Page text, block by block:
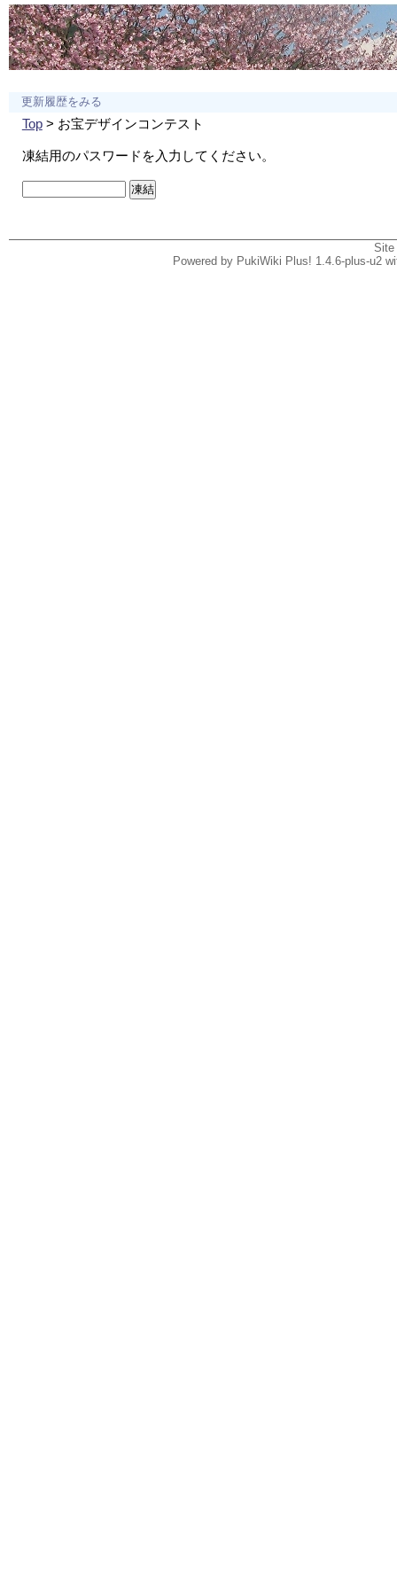
更新履歴をみる
Top> お宝デザインコンテスト
凍結用のパスワードを入力してください。
Powered by PukiWiki Plus! 1.4.6-plus-u2